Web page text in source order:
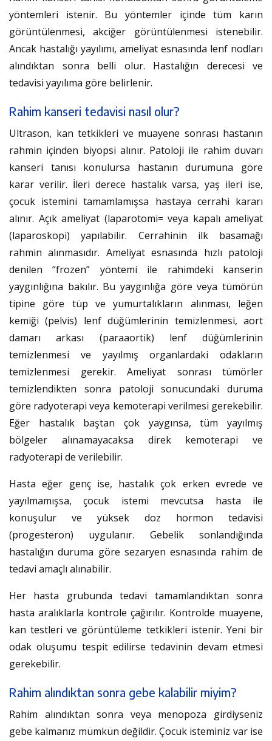
yöntemleri istenir. Bu yöntemler içinde tüm karın
görüntülenmesi, akciğer görüntülenmesi istenebilir.
Ancak hastalığı yayılımı, ameliyat esnasında lenf nodları
alındıktan sonra belli olur. Hastalığın derecesi ve
tedavisi yayılıma göre belirlenir.
Rahim kanseri tedavisi nasıl olur?
Ultrason, kan tetkikleri ve muayene sonrası hastanın
rahmin içinden biyopsi alınır. Patoloji ile rahim duvarı
kanseri tanısı konulursa hastanın durumuna göre
karar verilir. İleri derece hastalık varsa, yaş ileri ise,
çocuk istemini tamamlamışsa hastaya cerrahi kararı
alınır. Açık ameliyat (laparotomi= veya kapalı ameliyat
(laparoskopi) yapılabilir. Cerrahinin ilk basamağı
rahmin alınmasıdır. Ameliyat esnasında hızlı patoloji
denilen “frozen” yöntemi ile rahimdeki kanserin
yaygınlığına bakılır. Bu yaygınlığa göre veya tümörün
tipine göre tüp ve yumurtalıkların alınması, leğen
kemiği (pelvis) lenf düğümlerinin temizlenmesi, aort
damarı arkası (paraaortik) lenf düğümlerinin
temizlenmesi ve yayılmış organlardaki odakların
temizlenmesi gerekir. Ameliyat sonrası tümörler
temizlendikten sonra patoloji sonucundaki duruma
göre radyoterapi veya kemoterapi verilmesi gerekebilir.
Eğer hastalık baştan çok yaygınsa, tüm yayılmış
bölgeler alınamayacaksa direk kemoterapi ve
radyoterapi de verilebilir.
Hasta eğer genç ise, hastalık çok erken evrede ve
yayılmamışsa, çocuk istemi mevcutsa hasta ile
konuşulur ve yüksek doz hormon tedavisi
(progesteron) uygulanır. Gebelik sonlandığında
hastalığın duruma göre sezaryen esnasında rahim de
tedavi amaçlı alınabilir.
Her hasta grubunda tedavi tamamlandıktan sonra
hasta aralıklarla kontrole çağırılır. Kontrolde muayene,
kan testleri ve görüntüleme tetkikleri istenir. Yeni bir
odak oluşumu tespit edilirse tedavinin devam etmesi
gerekebilir.
Rahim alındıktan sonra gebe kalabilir miyim?
Rahim alındıktan sonra veya menopoza girdiyseniz
gebe kalmanız mümkün değildir. Çocuk isteminiz var ise